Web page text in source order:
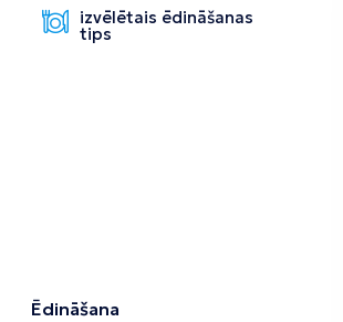
izvēlētais ēdināšanas
tips
Ēdināšana